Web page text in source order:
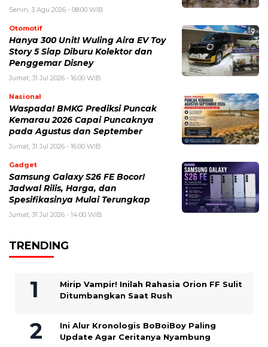
Senin, 3 Agu 2026 - 08:00 WIB
Otomotif
Hanya 300 Unit! Wuling Aira EV Toy
Story 5 Siap Diburu Kolektor dan
Penggemar Disney
Jumat, 31 Jul 2026 - 16:00 WIB
Nasional
Waspada! BMKG Prediksi Puncak
Kemarau 2026 Capai Puncaknya
pada Agustus dan September
Jumat, 31 Jul 2026 - 16:00 WIB
Gadget
Samsung Galaxy S26 FE Bocor!
Jadwal Rilis, Harga, dan
Spesifikasinya Mulai Terungkap
Jumat, 31 Jul 2026 - 14:00 WIB
TRENDING
Mirip Vampir! Inilah Rahasia Orion FF Sulit
Ditumbangkan Saat Rush
Ini Alur Kronologis BoBoiBoy Paling
Update Agar Ceritanya Nyambung